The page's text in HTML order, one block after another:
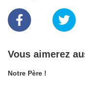
Vous aimerez
Notre Père !